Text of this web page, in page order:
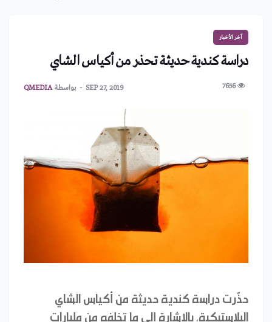
آخر الأخبار
دراسة كندية حديثة تحذر من أكياس الشاي
7656
SEP 27, 2019 بواسطةQMEDIA
حذّرت دراسة كندية حديثة من أكياس الشاي
البلاستيكية، بالإشارة إلى ما تخلفه من مليارات